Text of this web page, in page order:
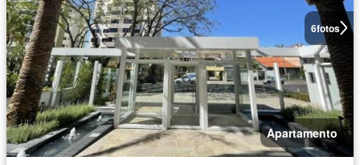
6fotos
Apartamento